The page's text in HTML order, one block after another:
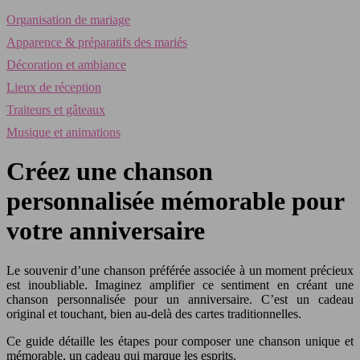
Organisation de mariage
Apparence & préparatifs des mariés
Décoration et ambiance
Lieux de réception
Traiteurs et gâteaux
Musique et animations
Créez une chanson
personnalisée mémorable pour
votre anniversaire
Le souvenir d’une chanson préférée associée à un moment précieux
est inoubliable. Imaginez amplifier ce sentiment en créant une
chanson personnalisée pour un anniversaire. C’est un cadeau
original et touchant, bien au-delà des cartes traditionnelles.
Ce guide détaille les étapes pour composer une chanson unique et
mémorable, un cadeau qui marque les esprits.